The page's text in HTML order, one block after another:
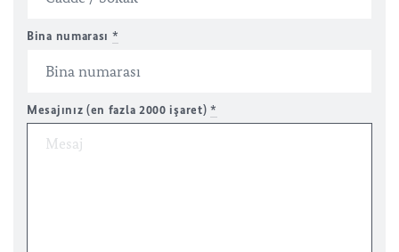
Bina numarası *
Mesajınız (en fazla 2000 işaret)*